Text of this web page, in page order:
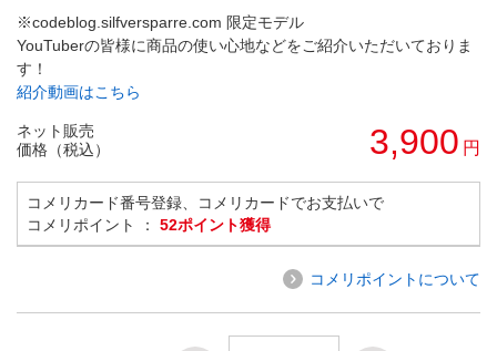
※codeblog.silfversparre.com 限定モデル
YouTuberの皆様に商品の使い心地などをご紹介いただいておりま
す！
紹介動画はこちら
ネット販売
価格（税込）
3,900 円
コメリカード番号登録、コメリカードでお支払いで
コメリポイント ： 52ポイント獲得
コメリポイントについて